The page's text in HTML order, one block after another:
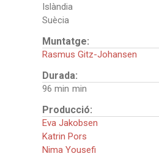
Islàndia
Suècia
Muntatge:
Rasmus Gitz-Johansen
Durada:
96 min
Producció:
Eva Jakobsen
Katrin Pors
Nima Yousefi